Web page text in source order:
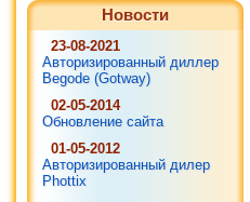
1 814 грн.
Nikon MH-24 оригинальный
Новости
23-08-2021
Авторизированный диллер
Begode (Gotway)
02-05-2014
Обновление сайта
01-05-2012
Авторизированный дилер
Phottix